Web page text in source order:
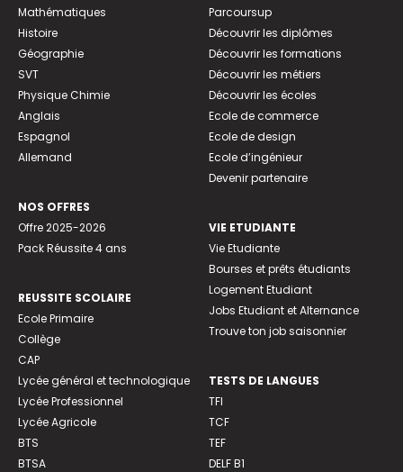
Mathématiques
Histoire
Géographie
SVT
Physique Chimie
Anglais
Espagnol
Allemand
NOS OFFRES
Offre 2025-2026
Pack Réussite 4 ans
REUSSITE SCOLAIRE
Ecole Primaire
Collège
CAP
Lycée général et technologique
Lycée Professionnel
Lycée Agricole
BTS
BTSA
Parcoursup
Découvrir les diplômes
Découvrir les formations
Découvrir les métiers
Découvrir les écoles
Ecole de commerce
Ecole de design
Ecole d’ingénieur
Devenir partenaire
VIE ETUDIANTE
Vie Etudiante
Bourses et prêts étudiants
Logement Etudiant
Jobs Etudiant et Alternance
Trouve ton job saisonnier
TESTS DE LANGUES
TFI
TCF
TEF
DELF B1